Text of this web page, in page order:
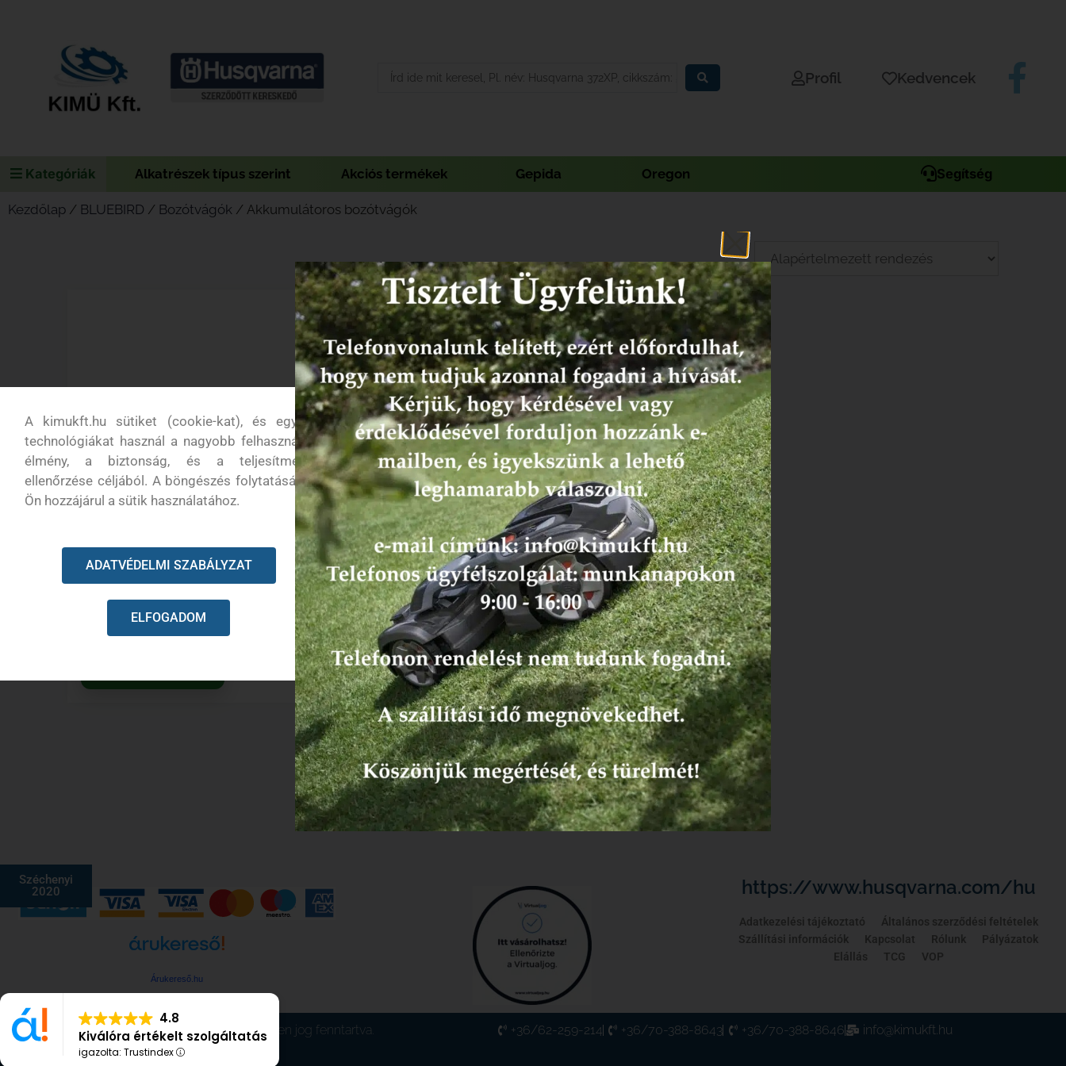
Profil Kedvencek
Kategóriák Alkatrészek típus szerint Akciós termékek Gepida Oregon Segítség
Kezdőlap / BLUEBIRD / Bozótvágók / Akkumulátoros bozótvágók
BOZÓTVÁGÓ (50,4V)
89 990Ft
4.8
Kiválóra értékelt szolgáltatás
igazolta: Trustindex
Árukereső.hu
Széchenyi
2020
https://www.husqvarna.com/hu
Adatkezelési tájékoztató
Általános szerződési feltételek
Szállítási információk
Kapcsolat Rólunk
Pályázatok
Elállás
TCG VOP
© KIMÜ Kft. 2003-2026. Minden jog fenntartva. +36/62-259-214 +36/70-388-8643 +36/70-388-8646 info@kimukft.hu
A kimukft.hu sütiket (cookie-kat), és egyéb
technológiákat használ a nagyobb felhasználói
élmény, a biztonság, és a teljesítmény
ellenőrzése céljából. A böngészés folytatásával
Ön hozzájárul a sütik használatához.
ADATVÉDELMI SZABÁLYZAT
ELFOGADOM